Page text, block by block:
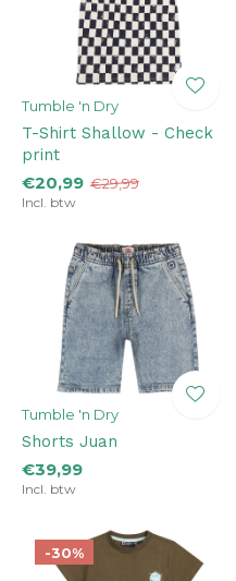
Tumble 'n Dry
T-Shirt Shallow - Check
print
€20,99 €29,99
Incl. btw
Tumble 'n Dry
Shorts Juan
€39,99
Incl. btw
-30%